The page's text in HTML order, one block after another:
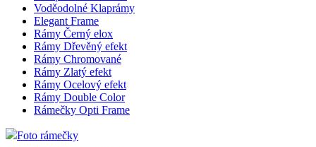
Voděodolné Klaprámy
Elegant Frame
Rámy Černý elox
Rámy Dřevěný efekt
Rámy Chromované
Rámy Zlatý efekt
Rámy Ocelový efekt
Rámy Double Color
Rámečky Opti Frame
Foto rámečky